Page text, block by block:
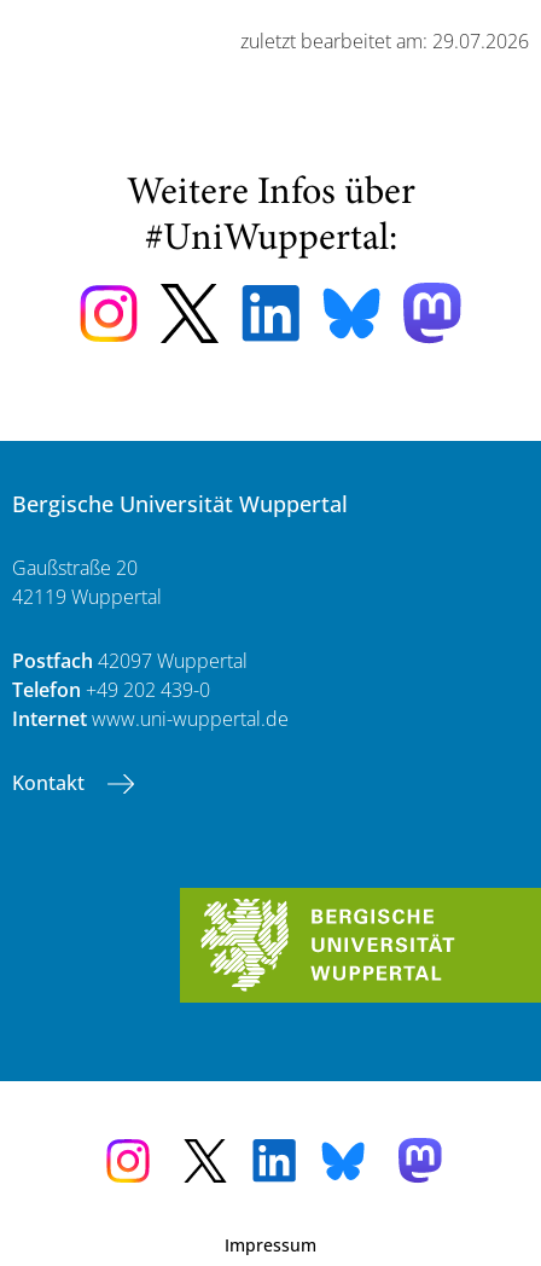
zuletzt bearbeitet am: 29.07.2026
Weitere Infos über
#UniWuppertal:
Bergische Universität Wuppertal
Gaußstraße 20
42119 Wuppertal
Postfach 42097 Wuppertal
Telefon +49 202 439-0
Internetwww.uni-wuppertal.de
Kontakt
Impressum